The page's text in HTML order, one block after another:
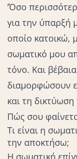
‘Όσο
για την ύπαρξή
οποίο κατοικώ,
σωματικό μου
τόνο. Και
διαμορφώσουν
και τη
Πώς σου
Τι είναι η
την αποκτήσω;
Η σωματική